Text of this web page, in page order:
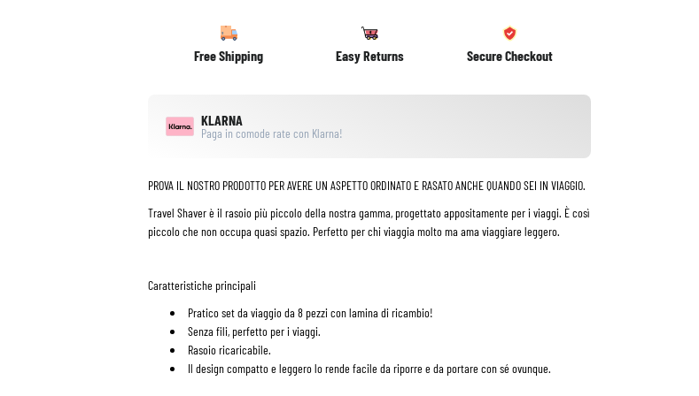
Free Shipping Easy Returns Secure Checkout
KLARNA
Paga in comode rate con Klarna!
PROVA IL NOSTRO PRODOTTO PER AVERE UN ASPETTO ORDINATO E RASATO ANCHE QUANDO SEI IN VIAGGIO.
Travel Shaver è il rasoio più piccolo della nostra gamma, progettato appositamente per i viaggi. È così
piccolo che non occupa quasi spazio. Perfetto per chi viaggia molto ma ama viaggiare leggero.
Caratteristiche principali
Pratico set da viaggio da 8 pezzi con lamina di ricambio!
Senza fili, perfetto per i viaggi.
Rasoio ricaricabile.
Il design compatto e leggero lo rende facile da riporre e da portare con sé ovunque.